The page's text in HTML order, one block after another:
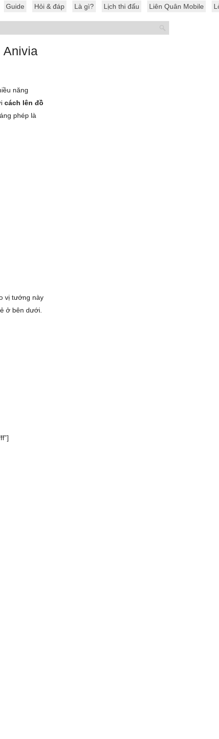
Guide Hỏi & đáp Là gì? Lịch thi đấu Liên Quân Mobile
Anivia
năng
cách lên đồ
phép là
vị tướng này
ở bên dưới.